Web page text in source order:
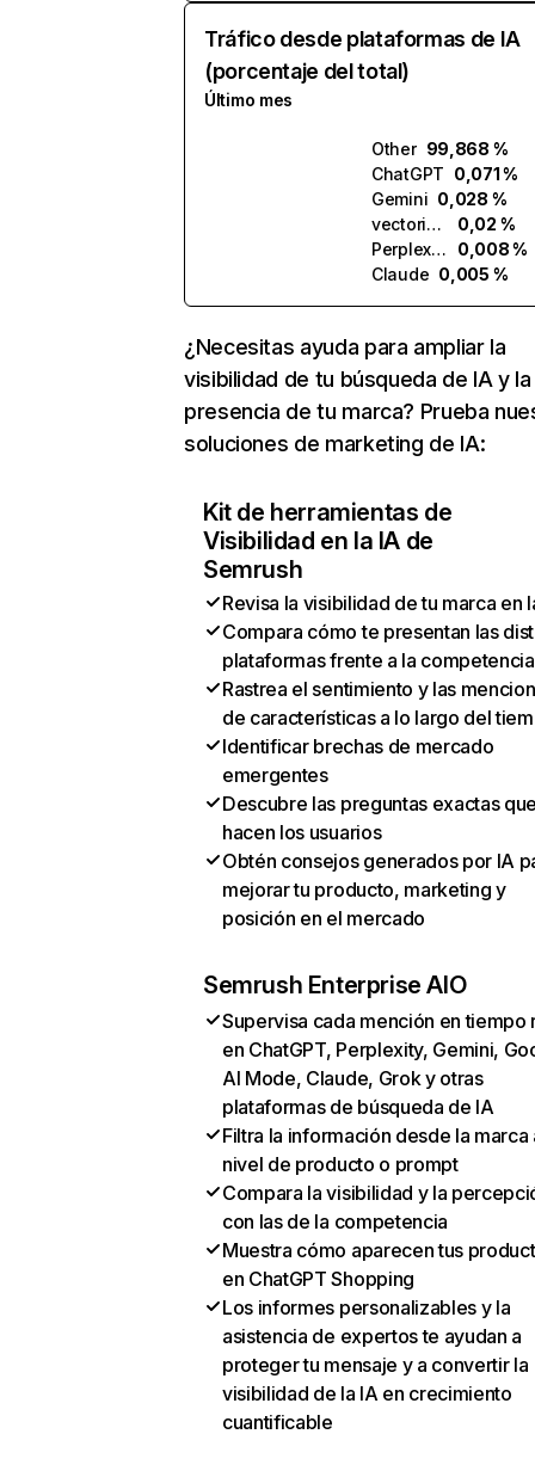
Tráfico desde plataformas de IA
(porcentaje del total)
Último mes
Other 99,868 %
ChatGPT 0,071 %
Gemini 0,028 %
vectorizer.ai
0,02 %
Perplexity
0,008 %
Claude 0,005 %
¿Necesitas ayuda para ampliar la
visibilidad de tu búsqueda de IA y la
presencia de tu marca? Prueba
soluciones de marketing de IA:
Kit de herramientas de
Visibilidad en la IA de
Semrush
Revisa la visibilidad de tu marca en
Compara cómo te presentan las
plataformas frente a la competencia
Rastrea el sentimiento y las
de características a lo largo del
Identificar brechas de mercado
emergentes
Descubre las preguntas exactas
hacen los usuarios
Obtén consejos generados por IA
mejorar tu producto, marketing y
posición en el mercado
Semrush Enterprise AIO
Supervisa cada mención en tiempo
en ChatGPT, Perplexity, Gemini,
AI Mode, Claude, Grok y otras
plataformas de búsqueda de IA
Filtra la información desde la marca
nivel de producto o prompt
Compara la visibilidad y la
con las de la competencia
Muestra cómo aparecen tus
en ChatGPT Shopping
Los informes personalizables y la
asistencia de expertos te ayudan a
proteger tu mensaje y a convertir la
visibilidad de la IA en crecimiento
cuantificable